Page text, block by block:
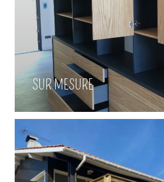
SUR MESURE
Escalier bois / Abri
Hume
Voir plus